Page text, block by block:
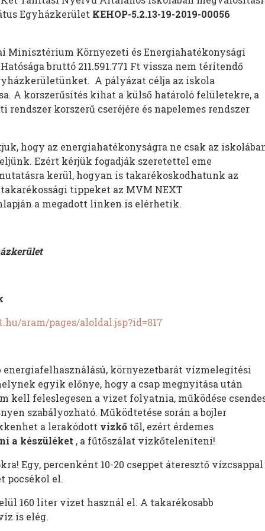
Egyházkerület KEHOP-5.2.13-19-2019-00056
Minisztérium Környezeti és Energiahatékonysági
bruttó 211.591.771 Ft vissza nem térítendő
A pályázat célja az iskola
A korszerűsítés kihat a külső határoló felületekre, a
rendszer korszerű cseréjére és napelemes rendszer
hogy az energiahatékonyságra ne csak az
Ezért kérjük fogadják szeretettel eme
kerül, hogyan is takarékoskodhatunk az
tippeket az MVM NEXT
a megadott linken is elérhetik.
aram/pages/aloldal.jsp?id=817
környezetbarát vízmelegítési
egyik előnye, hogy a csap megnyitása után
kell feleslegesen a vizet folyatnia, működése
szabályozható. Működtetése során a bojler
a lerakódott vízkő től, ezért érdemes
a készüléket , a fűtőszálat vízkőteleníteni!
Egy, percenként 10-20 cseppet áteresztő vízcsappal
pocsékol el.
160 liter vizet használ el. A takarékosabb
is elég.